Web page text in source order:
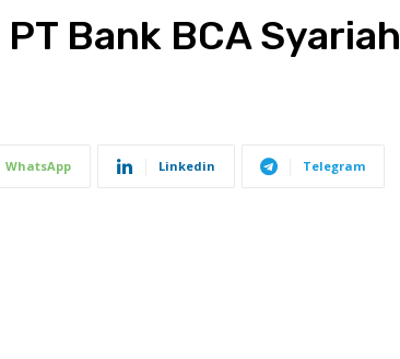
Bank BCA Syariah
WhatsApp Linkedin Telegram